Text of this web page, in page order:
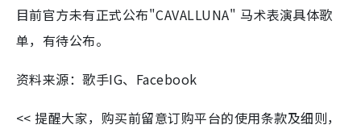
目前官方未有正式公布"CAVALLUNA" 马术表演具体歌
单，有待公布。
资料来源：歌手IG、Facebook
<< 提醒大家，购买前留意订购平台的使用条款及细则，